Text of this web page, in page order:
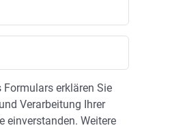
erklären Sie
Verarbeitung Ihrer
einverstanden. Weitere